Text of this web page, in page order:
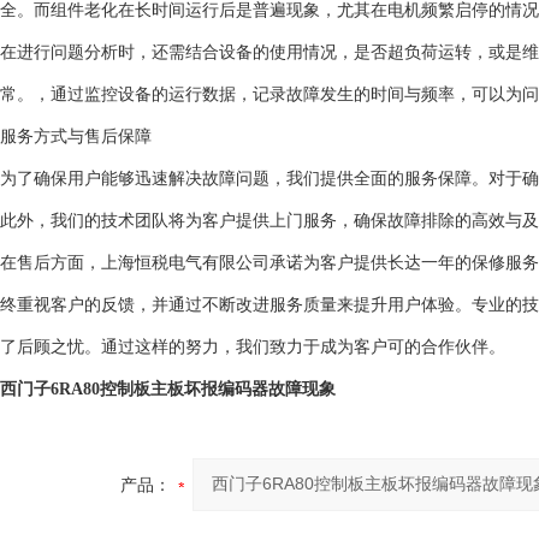
全。而组件老化在长时间运行后是普遍现象，尤其在电机频繁启停的情
在进行问题分析时，还需结合设备的使用情况，是否超负荷运转，或是
常。，通过监控设备的运行数据，记录故障发生的时间与频率，可以为
服务方式与售后保障
为了确保用户能够迅速解决故障问题，我们提供全面的服务保障。对于
此外，我们的技术团队将为客户提供上门服务，确保故障排除的高效与
在售后方面，上海恒税电气有限公司承诺为客户提供长达一年的保修服
终重视客户的反馈，并通过不断改进服务质量来提升用户体验。专业的
了后顾之忧。通过这样的努力，我们致力于成为客户可的合作伙伴。
西门子6RA80控制板主板坏报编码器故障现象
产品：